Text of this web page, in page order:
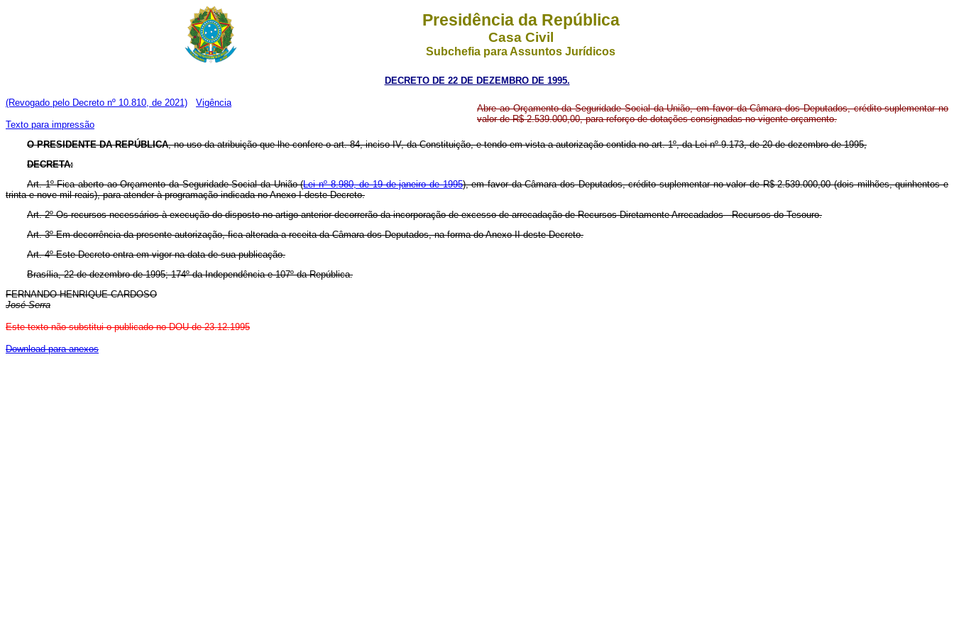
Presidência da República
Casa Civil
Subchefia para Assuntos Jurídicos
DECRETO DE 22 DE DEZEMBRO DE 1995.
(Revogado pelo Decreto nº 10.810, de 2021) Vigência
Texto para impressão
Abre ao Orçamento da Seguridade Social da União, em favor da Câmara dos Deputados, crédito suplementar no
valor de R$ 2.539.000,00, para reforço de dotações consignadas no vigente orçamento.
O PRESIDENTE DA REPÚBLICA, no uso da atribuição que lhe confere o art. 84, inciso IV, da Constituição, e tendo em vista a autorização contida no art. 1º, da Lei nº 9.173, de 20 de dezembro de 1995,
DECRETA:
Art. 1º Fica aberto ao Orçamento da Seguridade Social da União (Lei nº 8.980, de 19 de janeiro de 1995), em favor da Câmara dos Deputados, crédito suplementar no valor de R$ 2.539.000,00 (dois milhões, quinhentos e
trinta e nove mil reais), para atender à programação indicada no Anexo I deste Decreto.
Art. 2º Os recursos necessários à execução do disposto no artigo anterior decorrerão da incorporação de excesso de arrecadação de Recursos Diretamente Arrecadados - Recursos do Tesouro.
Art. 3º Em decorrência da presente autorização, fica alterada a receita da Câmara dos Deputados, na forma do Anexo II deste Decreto.
Art. 4º Este Decreto entra em vigor na data de sua publicação.
Brasília, 22 de dezembro de 1995; 174º da Independência e 107º da República.
FERNANDO HENRIQUE CARDOSO
José Serra
Este texto não substitui o publicado no DOU de 23.12.1995
Download para anexos